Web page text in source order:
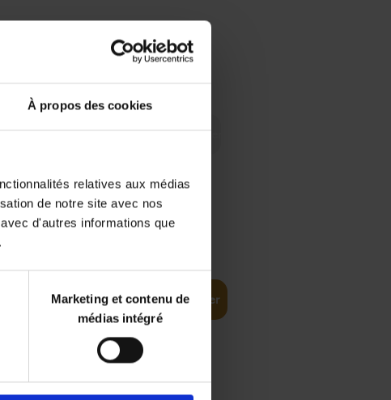
À propos des cookies
relatives aux médias
de notre site avec nos
d'autres informations que
Marketing et contenu de
médias intégré
as a
29,99
-
Ajouter au panier